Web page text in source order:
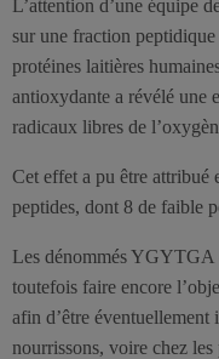
L’attention d’une équipe
sur une fraction
protéines laitières
antioxydante a révélé une
radicaux libres de
Cet effet a pu être attribué
peptides, dont 8 de faible
Les dénommés
toutefois faire encore
afin d’être éventuellement
nourrissons, voire chez